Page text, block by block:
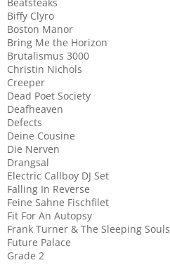
Biffy Clyro
Boston Manor
Bring Me the Horizon
Brutalismus 3000
Christin Nichols
Creeper
Dead Poet Society
Deafheaven
Defects
Deine Cousine
Die Nerven
Drangsal
Electric Callboy DJ Set
Falling In Reverse
Feine Sahne Fischfilet
Fit For An Autopsy
Frank Turner & The Sleeping Souls
Future Palace
Grade 2